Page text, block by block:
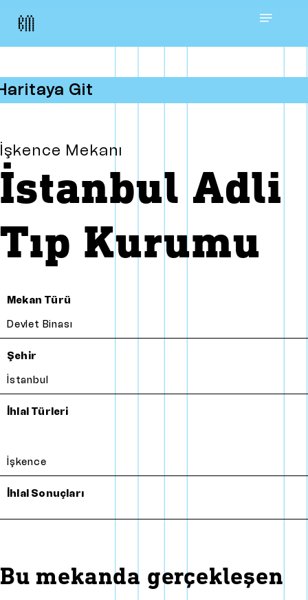
Skip
content
Menu
Git
İşkence Mekanı
İstanbul Adli
Tıp Kurumu
Mekan Türü
Devlet Binası
Şehir
İstanbul
İhlal Türleri
İşkence
İhlal Sonuçları
Bu mekanda gerçekleşen